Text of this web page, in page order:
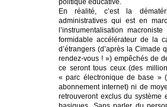
politique éducative.
En réalité, c’est la
administratives qui est en
l’instrumentalisation
formidable accélérateur de la
d’étrangers (d’après la
rendez-vous ! ») empêchés de
ce seront tous ceux (des
« parc électronique de base »
abonnement internet) ni de
retrouveront exclus du système